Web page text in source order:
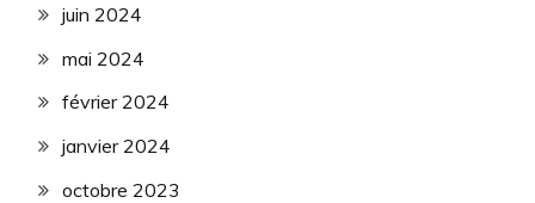
juin 2024
mai 2024
février 2024
janvier 2024
octobre 2023